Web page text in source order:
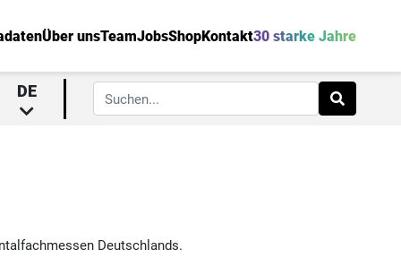
Über unsTeamJobsShopKontakt30 starke Jahre
DE
Deutschlands.